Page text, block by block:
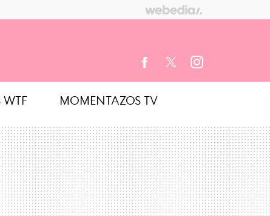
WTF MOMENTAZOS TV